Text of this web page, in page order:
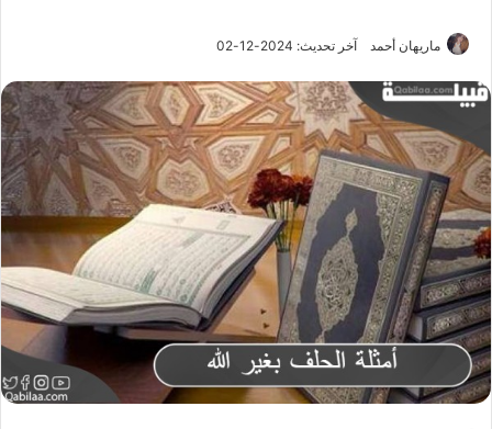
ماريهان أحمد آخر تحديث: 2024-12-02